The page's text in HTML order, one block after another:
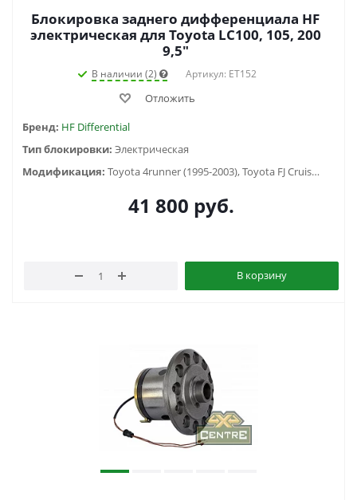
Блокировка заднего дифференциала HF
электрическая для Toyota LC100, 105, 200
9,5"
В наличии (2) Артикул: ET152
Отложить
Бренд: HF Differential
Тип блокировки: Электрическая
Модификация:
Toyota 4runner (1995-2003), Toyota FJ Cruiser (2006-2014), Toyota Fortuner (2005-2016), Toyota HiLux SURF 130 (1988-1997), Toyota Hilux V (1983-1997), Toyota Hilux VII (2005-2014), Toyota Land Cruiser 100 (1997-2007), Toyota Land Cruiser 105 (1998-2006), Toyota Land Cruiser 40 (1960-1984) , Toyota Land Cruiser 60 (1980-1990) , Toyota Land Cruiser 70 (1990-1996), Toyota Land Cruiser 71 (1984-...), Toyota Land Cruiser 73 (1990-1996), Toyota Land Cruiser 75 (1984-2013), Toyota Land Cruiser 76 (2007-...), Toyota Land Cruiser 78 (2006-...), Toyota Land Cruiser 79 (1984-2006), Toyota Land Cruiser 80 (1988-1998), Toyota Land Cruiser Prado 120 (2002-2009), Toyota Land Cruiser Prado 90/95 (1996-2002)
41 800 руб.
В корзину